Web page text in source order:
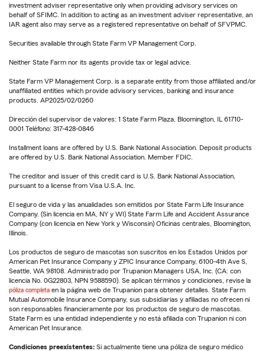
investment adviser representative only when providing advisory services on
behalf of SFIMC. In addition to acting as an investment adviser representative, an
IAR agent also may serve as a registered representative on behalf of SFVPMC.
Securities available through State Farm VP Management Corp.
Neither State Farm nor its agents provide tax or legal advice.
State Farm VP Management Corp. is a separate entity from those affiliated and/or
unaffiliated entities which provide advisory services, banking and insurance
products. AP2025/02/0260
Dirección del supervisor de valores: 1 State Farm Plaza, Bloomington, IL 61710-
0001 Teléfono: 317-428-0846
Installment loans are offered by U.S. Bank National Association. Deposit products
are offered by U.S. Bank National Association. Member FDIC.
The creditor and issuer of this credit card is U.S. Bank National Association,
pursuant to a license from Visa U.S.A. Inc.
El seguro de vida y las anualidades son emitidos por State Farm Life Insurance
Company. (Sin licencia en MA, NY y WI) State Farm Life and Accident Assurance
Company (con licencia en New York y Wisconsin) Oficinas centrales, Bloomington,
Illinois.
Los productos de seguro de mascotas son suscritos en los Estados Unidos por
American Pet Insurance Company y ZPIC Insurance Company, 6100-4th Ave S,
Seattle, WA 98108. Administrado por Trupanion Managers USA, Inc. (CA: con
licencia No. 0G22803, NPN 9588590). Se aplican términos y condiciones, revise la
póliza completa en la página web de Trupanion para obtener detalles. State Farm
Mutual Automobile Insurance Company, sus subsidiarias y afiliadas no ofrecen ni
son responsables financieramente por los productos de seguro de mascotas.
State Farm es una entidad independiente y no está afiliada con Trupanion ni con
American Pet Insurance.
Condiciones preexistentes: Si actualmente tiene una póliza de seguro médico